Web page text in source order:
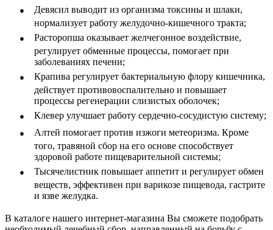
●
Девясил выводит из организма токсины и шлаки,
нормализует работу желудочно-кишечного тракта;
●
Расторопша оказывает желчегонное воздействие,
регулирует обменные процессы, помогает при
заболеваниях печени;
●
Крапива регулирует бактериальную флору кишечника,
действует противовоспалительно и повышает
процессы регенерации слизистых оболочек;
● Клевер улучшает работу сердечно-сосудистую систему;
●
Алтей помогает против изжоги метеоризма. Кроме
того, травяной сбор на его основе способствует
здоровой работе пищеварительной системы;
●
Тысячелистник повышает аппетит и регулирует обмен
веществ, эффективен при варикозе пищевода, гастрите
и язве желудка.
В каталоге нашего интернет-магазина Вы сможете подобрать